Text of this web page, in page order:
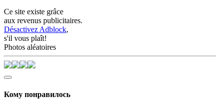
Ce site existe grâce
aux revenus publicitaires.
Désactivez Adblock,
s'il vous plaît!
Photos aléatoires
Кому понравилось